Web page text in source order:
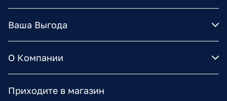
Ваша Выгода
О Компании
Приходите в магазин